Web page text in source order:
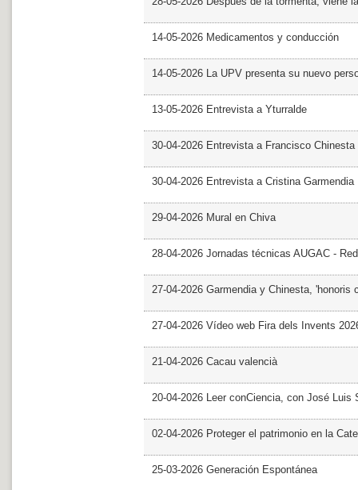
14-05-2026 Medicamentos y conducción
14-05-2026 La UPV presenta su nuevo
13-05-2026 Entrevista a Yturralde
30-04-2026 Entrevista a Francisco Chinesta
30-04-2026 Entrevista a Cristina Garmendia
29-04-2026 Mural en Chiva
28-04-2026 Jornadas técnicas AUGAC -
27-04-2026 Garmendia y Chinesta, 'honoris
27-04-2026 Vídeo web Fira dels Invents
21-04-2026 Cacau valencià
20-04-2026 Leer conCiencia, con José Luis
02-04-2026 Proteger el patrimonio en la
25-03-2026 Generación Espontánea